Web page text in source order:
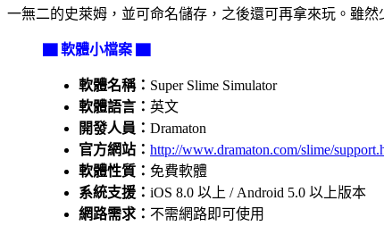
一無二的史萊姆，並可命名儲存，之後還可再拿來玩。雖
▇ 軟體小檔案 ▇
軟體名稱： Super Slime Simulator
軟體語言： 英文
開發人員： Dramaton
官方網站： http://www.dramaton.com/slime/
軟體性質： 免費軟體
系統支援： iOS 8.0 以上 / Android 5.0 以上版本
網路需求： 不需網路即可使用